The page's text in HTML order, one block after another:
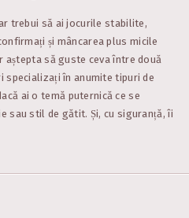
trebui să ai jocurile stabilite,
și mâncarea plus micile
să guste ceva între două
specializați în anumite tipuri de
ai o temă puternică ce se
sau stil de gătit. Și, cu siguranță, îi